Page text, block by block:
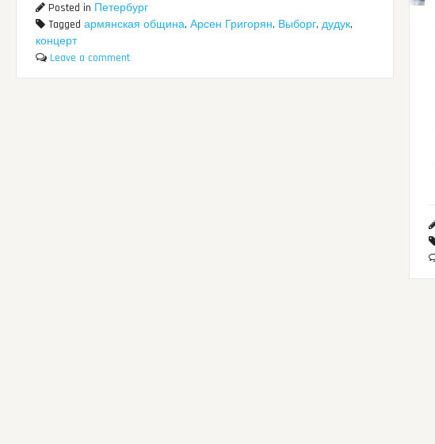
Posted in Петербург
Tagged армянская община, Арсен Григорян, Выборг, дудук,
концерт
Leave a comment